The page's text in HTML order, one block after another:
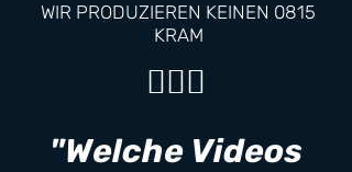
WIR PRODUZIEREN KEINEN 0815
KRAM
​🙋🏼‍♂️
"Welche Videos